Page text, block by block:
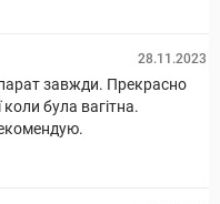
28.11.2023
завжди. Прекрасно
коли була вагітна.